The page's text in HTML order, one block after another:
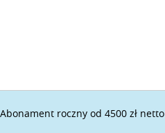
Abonament roczny od 4500 zł netto